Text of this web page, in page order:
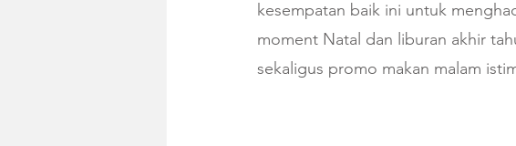
kesempatan baik ini untuk
moment Natal dan liburan akhir
sekaligus promo makan malam